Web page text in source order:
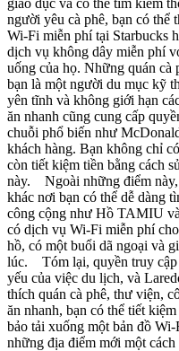
giáo dục và có thể tìm kiếm
người yêu cà phê, bạn có thể
Wi-Fi miễn phí tại Starbucks
dịch vụ không dây miễn phí
uống của họ. Những quán cà
bạn là một người du mục kỹ
yên tĩnh và không giới hạn
ăn nhanh cũng cung cấp
chuỗi phổ biến như
khách hàng. Bạn không chỉ
còn tiết kiệm tiền bằng cách
này. Ngoài những điểm này,
khác nơi bạn có thể dễ dàng
công cộng như Hồ TAMIU
có dịch vụ Wi-Fi miễn phí
hồ, có một buổi dã ngoại và
lúc. Tóm lại, quyền truy cập
yếu của việc du lịch, và
thích quán cà phê, thư viện,
ăn nhanh, bạn có thể tiết
bảo tải xuống một bản đồ
những địa điểm mới một cách